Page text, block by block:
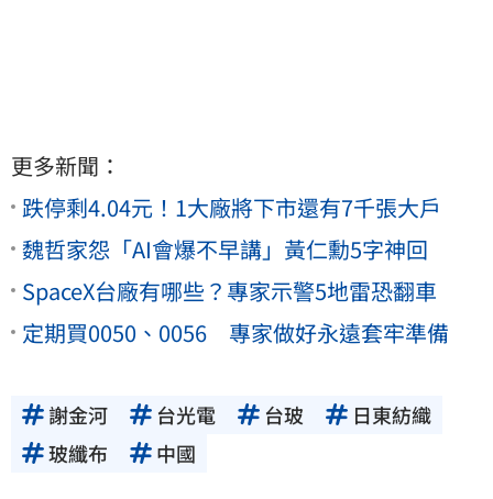
更多新聞：
跌停剩4.04元！1大廠將下市還有7千張大戶
魏哲家怨「AI會爆不早講」黃仁勳5字神回
SpaceX台廠有哪些？專家示警5地雷恐翻車
定期買0050、0056 專家做好永遠套牢準備
謝金河 台光電 台玻
日東紡織
玻纖布
中國